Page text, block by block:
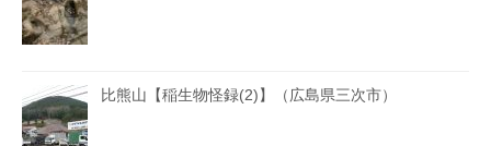
比熊山【稲生物怪録(2)】（広島県三次市）